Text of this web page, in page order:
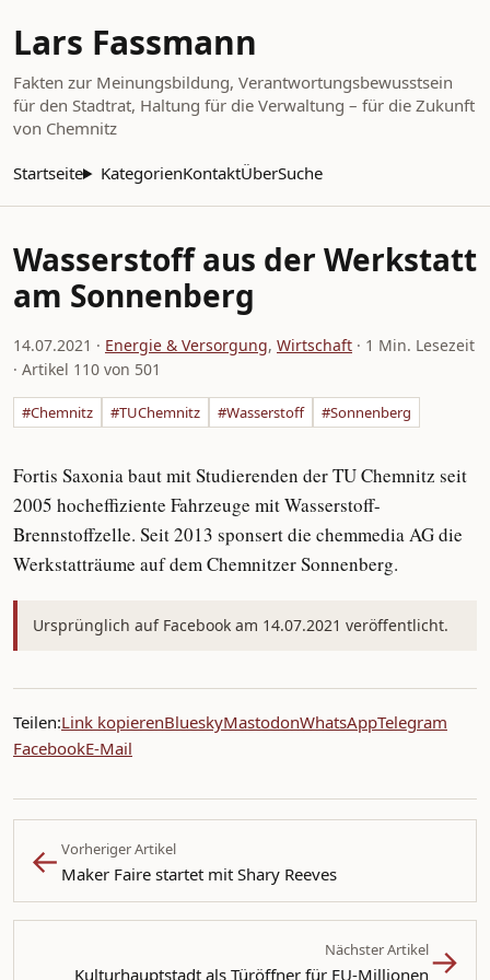
Lars Fassmann
Fakten zur Meinungsbildung, Verantwortungsbewusstsein
für den Stadtrat, Haltung für die Verwaltung – für die Zukunft
von Chemnitz
Startseite KategorienKontaktÜberSuche
Wasserstoff aus der Werkstatt
am Sonnenberg
14.07.2021 · Energie & Versorgung, Wirtschaft · 1 Min. Lesezeit
· Artikel 110 von 501
#Chemnitz #TUChemnitz #Wasserstoff #Sonnenberg
Fortis Saxonia baut mit Studierenden der TU Chemnitz seit
2005 hocheffiziente Fahrzeuge mit Wasserstoff-
Brennstoffzelle. Seit 2013 sponsert die chemmedia AG die
Werkstatträume auf dem Chemnitzer Sonnenberg.
Ursprünglich auf Facebook am 14.07.2021 veröffentlicht.
Teilen:Link kopierenBlueskyMastodonWhatsAppTelegram
FacebookE-Mail
← Vorheriger Artikel
Maker Faire startet mit Shary Reeves
Nächster Artikel
Kulturhauptstadt als Türöffner für EU-Millionen →